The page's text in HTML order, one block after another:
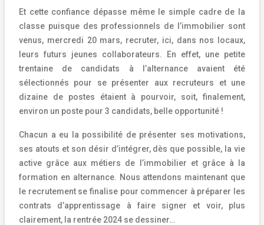
Et cette confiance dépasse même le simple cadre de la
classe puisque des professionnels de l’immobilier sont
venus, mercredi 20 mars, recruter, ici, dans nos locaux,
leurs futurs jeunes collaborateurs. En effet, une petite
trentaine de candidats à l’alternance avaient été
sélectionnés pour se présenter aux recruteurs et une
dizaine de postes étaient à pourvoir, soit, finalement,
environ un poste pour 3 candidats, belle opportunité !
Chacun a eu la possibilité de présenter ses motivations,
ses atouts et son désir d’intégrer, dès que possible, la vie
active grâce aux métiers de l’immobilier et grâce à la
formation en alternance. Nous attendons maintenant que
le recrutement se finalise pour commencer à préparer les
contrats d’apprentissage à faire signer et voir, plus
clairement, la rentrée 2024 se dessiner…